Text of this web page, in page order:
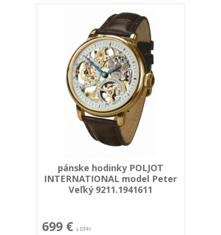
pánske hodinky POLJOT
INTERNATIONAL model Peter
Veľký 9211.1941611
699 € s DPH